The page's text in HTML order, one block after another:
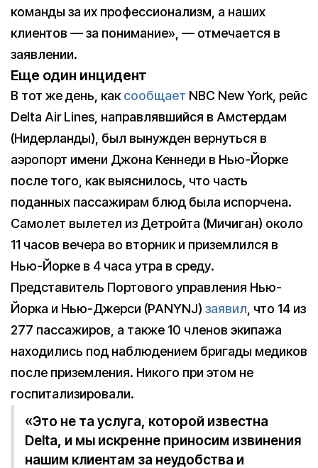
команды за их профессионализм, а наших
клиентов — за понимание», — отмечается в
заявлении.
Еще один инцидент
В тот же день, каксообщает NBC New York, рейс
Delta Air Lines, направлявшийся в Амстердам
(Нидерланды), был вынужден вернуться в
аэропорт имени Джона Кеннеди в Нью-Йорке
после того, как выяснилось, что часть
поданных пассажирам блюд была испорчена.
Самолет вылетел из Детройта (Мичиган) около
11 часов вечера во вторник и приземлился в
Нью-Йорке в 4 часа утра в среду.
Представитель Портового управления Нью-
Йорка и Нью-Джерси (PANYNJ) заявил, что 14 из
277 пассажиров, а также 10 членов экипажа
находились под наблюдением бригады медиков
после приземления. Никого при этом не
госпитализировали.
«Это не та услуга, которой известна
Delta, и мы искренне приносим извинения
нашим клиентам за неудобства и